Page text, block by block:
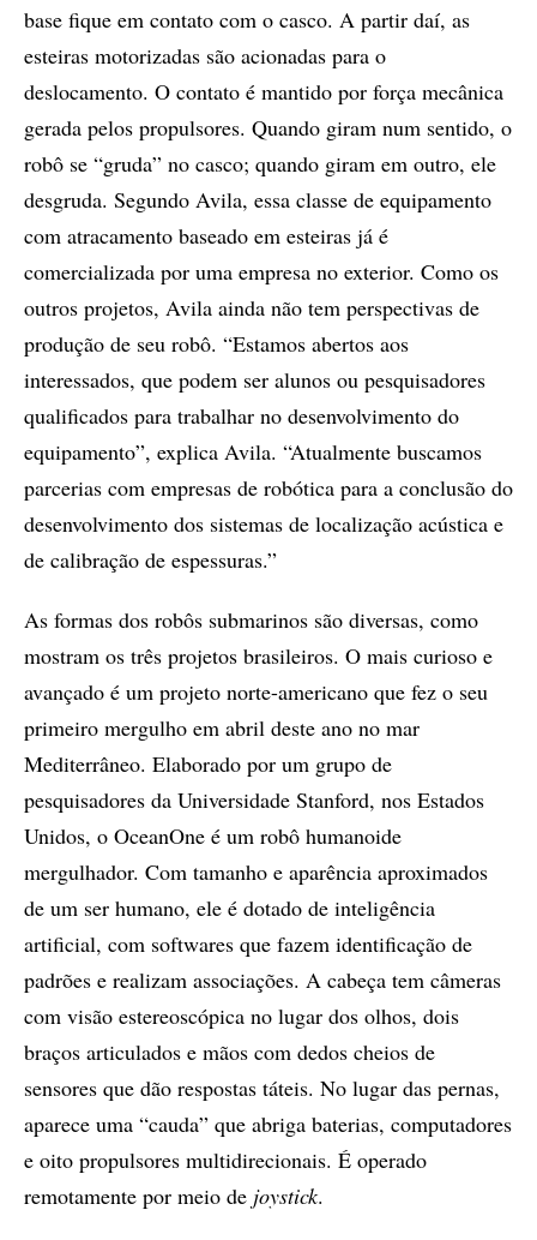
base fique em contato com o casco. A partir daí, as
esteiras motorizadas são acionadas para o
deslocamento. O contato é mantido por força mecânica
gerada pelos propulsores. Quando giram num sentido, o
robô se “gruda” no casco; quando giram em outro, ele
desgruda. Segundo Avila, essa classe de equipamento
com atracamento baseado em esteiras já é
comercializada por uma empresa no exterior. Como os
outros projetos, Avila ainda não tem perspectivas de
produção de seu robô. “Estamos abertos aos
interessados, que podem ser alunos ou pesquisadores
qualificados para trabalhar no desenvolvimento do
equipamento”, explica Avila. “Atualmente buscamos
parcerias com empresas de robótica para a conclusão do
desenvolvimento dos sistemas de localização acústica e
de calibração de espessuras.”
As formas dos robôs submarinos são diversas, como
mostram os três projetos brasileiros. O mais curioso e
avançado é um projeto norte-americano que fez o seu
primeiro mergulho em abril deste ano no mar
Mediterrâneo. Elaborado por um grupo de
pesquisadores da Universidade Stanford, nos Estados
Unidos, o OceanOne é um robô humanoide
mergulhador. Com tamanho e aparência aproximados
de um ser humano, ele é dotado de inteligência
artificial, com softwares que fazem identificação de
padrões e realizam associações. A cabeça tem câmeras
com visão estereoscópica no lugar dos olhos, dois
braços articulados e mãos com dedos cheios de
sensores que dão respostas táteis. No lugar das pernas,
aparece uma “cauda” que abriga baterias, computadores
e oito propulsores multidirecionais. É operado
remotamente por meio de joystick.